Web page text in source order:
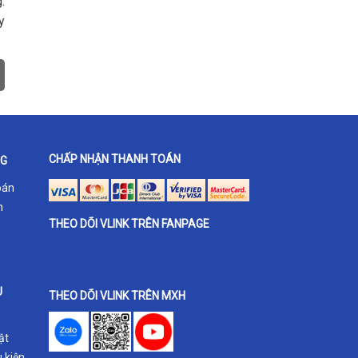
CHẤP NHẬN THANH TOÁN
THEO DÕI VLINK TRÊN FANPAGE
THEO DÕI VLINK TRÊN MXH